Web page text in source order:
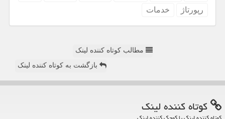
رپورتاژ
خدمات
مطالب کوتاه کننده لینک
بازگشت به کوتاه کننده لینک
كوتاه كننده لینك